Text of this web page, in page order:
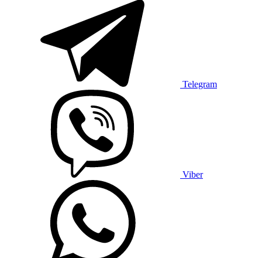
Telegram
Viber